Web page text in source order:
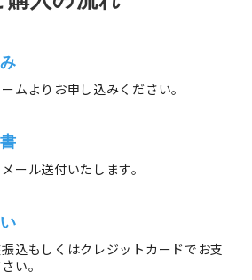
ムよりお申し込みください。
ール送付いたします。
込もしくはクレジットカードでお支
い。